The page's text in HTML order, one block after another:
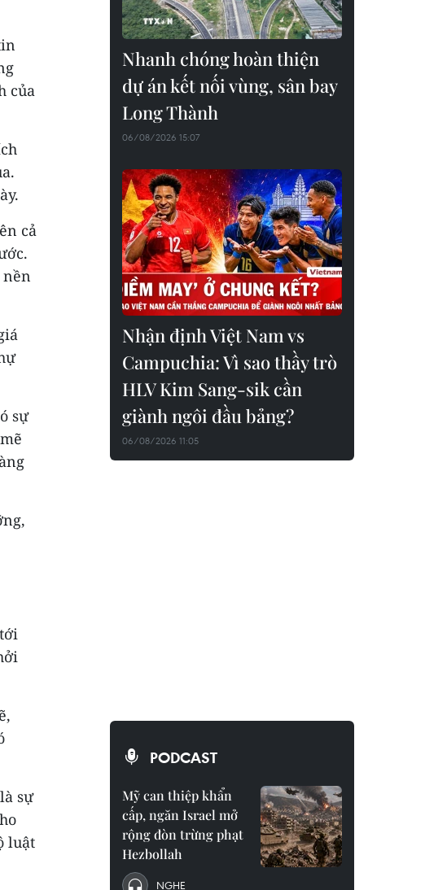
của
cả
sự
sự
luật
Nhanh chóng hoàn thiện
dự án kết nối vùng, sân bay
Long Thành
06/08/2026 15:07
Nhận định Việt Nam vs
Campuchia: Vì sao thầy trò
HLV Kim Sang-sik cần
giành ngôi đầu bảng?
06/08/2026 11:05
PODCAST
Mỹ can thiệp khẩn
cấp, ngăn Israel mở
rộng đòn trừng phạt
Hezbollah
NGHE